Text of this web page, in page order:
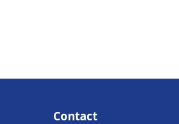
Contact